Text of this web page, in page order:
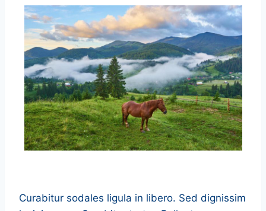
Curabitur sodales ligula in libero. Sed dignissim